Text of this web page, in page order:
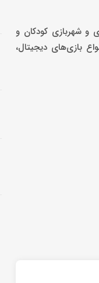
و شهربازی کودکان و
بازی‌های دیجیتال،